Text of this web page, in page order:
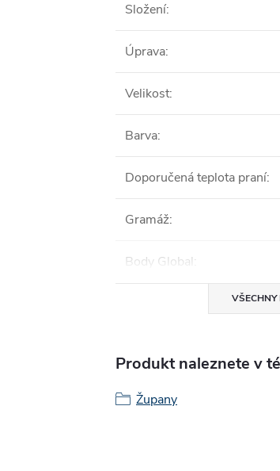
Složení:
Úprava:
Velikost:
Barva:
Doporučená teplota praní:
Gramáž:
Body Global:
VŠECHNY
Produkt naleznete v
Župany